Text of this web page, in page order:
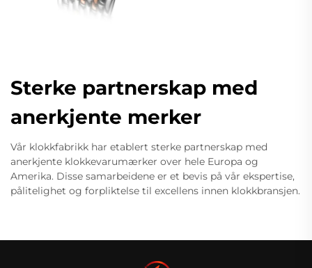
Sterke partnerskap med
anerkjente merker
Vår klokkfabrikk har etablert sterke partnerskap med
anerkjente klokkevarumærker over hele Europa og
Amerika. Disse samarbeidene er et bevis på vår ekspertise,
pålitelighet og forpliktelse til excellens innen klokkbransjen.